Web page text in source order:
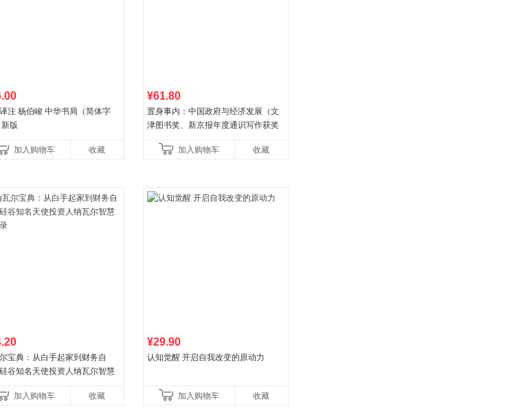
注 杨伯峻 中华书局（简体字
版
加入购物车 收藏
¥61.80
置身事内：中国政府与经济发展（文
津图书奖、新京报年度通识写作获奖
菘、张军、周黎安、王烁联
加入购物车 收藏
宝典：从白手起家到财务自
谷知名天使投资人纳瓦尔智慧
加入购物车
收藏
¥29.90
认知觉醒 开启自我改变的原动力
加入购物车 收藏